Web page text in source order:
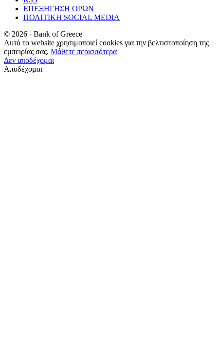
ΕΠΕΞΗΓΗΣΗ ΟΡΩΝ
ΠΟΛΙΤΙΚΗ SOCIAL MEDIA
© 2026 - Bank of Greece
Αυτό το website χρησιμοποιεί cookies για την βελτιστοποίηση της
εμπειρίας σας. Μάθετε περισσότερα
Δεν αποδέχομαι
Αποδέχομαι